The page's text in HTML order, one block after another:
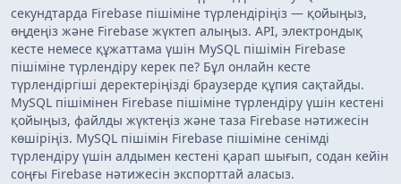
секундтарда Firebase пішіміне түрлендіріңіз — қойыңыз,
өңдеңіз және Firebase жүктеп алыңыз. API, электрондық
кесте немесе құжаттама үшін MySQL пішімін Firebase
пішіміне түрлендіру керек пе? Бұл онлайн кесте
түрлендіргіші деректеріңізді браузерде құпия сақтайды.
MySQL пішімінен Firebase пішіміне түрлендіру үшін кестені
қойыңыз, файлды жүктеңіз және таза Firebase нәтижесін
көшіріңіз. MySQL пішімін Firebase пішіміне сенімді
түрлендіру үшін алдымен кестені қарап шығып, содан кейін
соңғы Firebase нәтижесін экспорттай аласыз.